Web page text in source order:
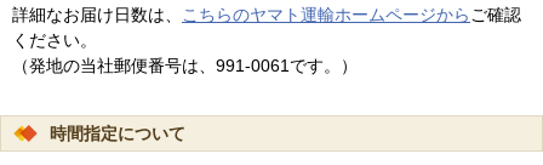
詳細なお届け日数は、
こちらのヤマト運輸ホームページから ご確認
ください。
（発地の当社郵便番号は、991-0061です。）
時間指定について